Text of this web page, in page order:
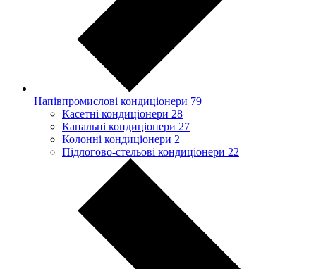
Напівпромислові кондиціонери 79
Касетні кондиціонери 28
Канальні кондиціонери 27
Колонні кондиціонери 2
Підлогово-стельові кондиціонери 22